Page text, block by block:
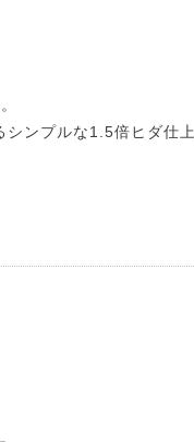
シンプルな1.5倍ヒダ仕上